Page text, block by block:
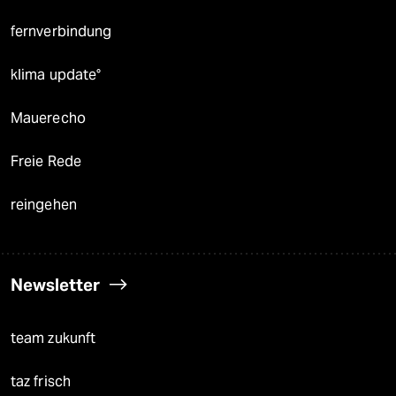
fernverbindung
klima update°
Mauerecho
Freie Rede
reingehen
Newsletter
team zukunft
taz frisch